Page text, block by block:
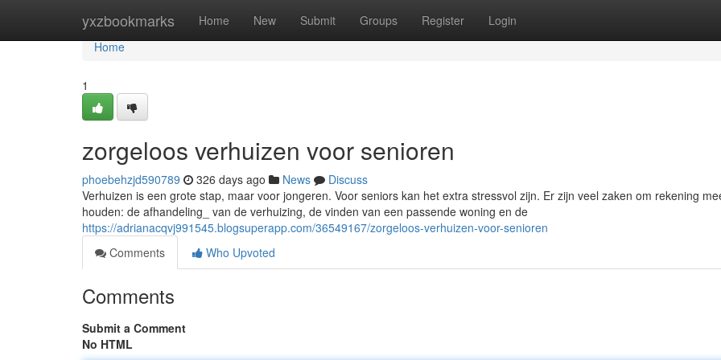
yxzbookmarks Home New Submit Groups Register Login
Home
Home
1
zorgeloos verhuizen voor senioren
phoebehzjd590789 326 days ago News
Discuss
Verhuizen is een grote stap, maar voor jongeren. Voor seniors kan het extra stressvol zijn. Er zijn veel zaken om rekening
houden: de afhandeling_ van de verhuizing, de vinden van een passende woning en de
https://adrianacqvj991545.blogsuperapp.com/36549167/zorgeloos-verhuizen-voor-senioren
Comments
Who Upvoted
Comments
Submit a Comment
No HTML